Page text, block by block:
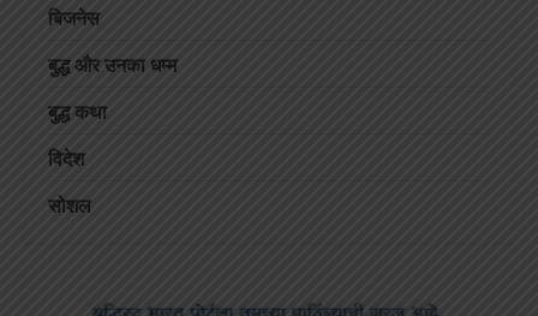
बिजनेस
बुद्ध और उनका धम्म
बुद्ध कथा
विदेश
सोशल